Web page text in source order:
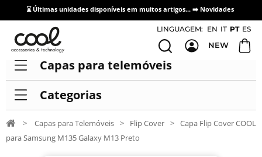
⌛ Últimas unidades disponíveis em muitos artigos... ➡️ Novidades
Acesso / Cadastro de Distribuidores
LINGUAGEM: EN IT PT ES
NEW
Capas para telemóveis
Categorias
> Capas para Telemóveis > Flip Cover > Capa Flip Cover COOL
para Samsung M135 Galaxy M13 Preto